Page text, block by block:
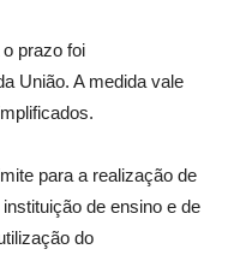
prazo foi
União. A medida vale
para a realização de
de ensino e de
do